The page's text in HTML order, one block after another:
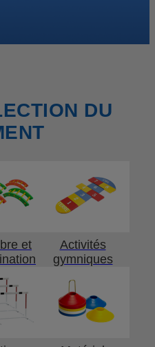
DU
et
Activités
gymniques